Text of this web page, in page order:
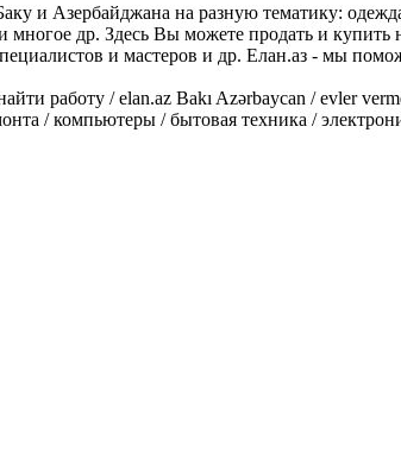
и Азербайджана на разную тематику:
многое др. Здесь Вы можете продать и купить
и мастеров и др. Елан.аз - мы
работу / elan.az Bakı Azərbaycan / evler
/ компьютеры / бытовая техника /